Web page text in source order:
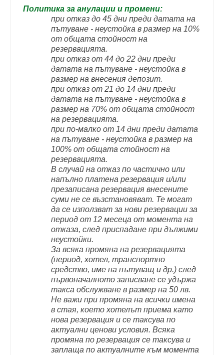
Политика за анулации и промени:
при отказ до 45 дни преди датата на
пътуване - неустойка в размер на 10%
от общата стойност на
резервацията.
при отказ от 44 до 22 дни преди
датата на пътуване - неустойка в
размер на внесения депозит.
при отказ от 21 до 14 дни преди
датата на пътуване - неустойка в
размер на 70% от общата стойност
на резервацията.
при по-малко от 14 дни преди датата
на пътуване - неустойка в размер на
100% от общата стойност на
резервацията.
В случай на отказ по частично или
напълно платена резервация и/или
презаписана резервация внесените
суми не се възстановяват. Те могат
да се използват за нови резервации за
период от 12 месеца от момента на
отказа, след приспадане при дължими
неустойки.
За всяка промяна на резервацията
(период, хотел, транспортно
средство, име на пътуващ и др.) след
първоначалното записване се удържа
такса обслужване в размер на 50 лв.
Не важи при промяна на всички имена
в стая, което хотелът приема като
нова резервация и се таксува по
актуални ценови условия. Всяка
промяна по резервация се таксува и
заплаща по актуалните към момента